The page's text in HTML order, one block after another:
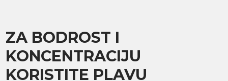
ZA BODROST I
KONCENTRACIJU
KORISTITE PLAVU